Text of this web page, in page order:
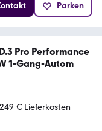
Parken
Pro Performance
1-Gang-Autom
€ Lieferkosten